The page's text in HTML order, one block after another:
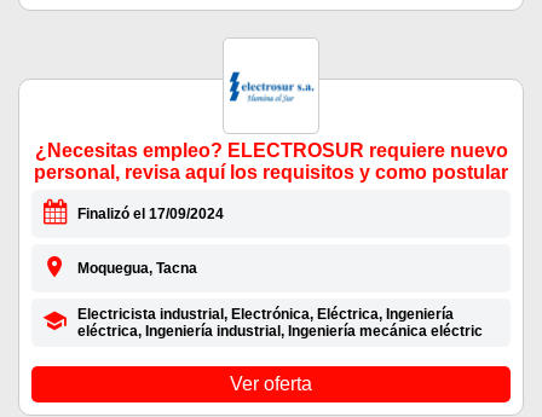
¿Necesitas empleo? ELECTROSUR requiere nuevo
personal, revisa aquí los requisitos y como postular
Finalizó el 17/09/2024
Moquegua, Tacna
Electricista industrial, Electrónica, Eléctrica, Ingeniería
eléctrica, Ingeniería industrial, Ingeniería mecánica eléctric
Ver oferta